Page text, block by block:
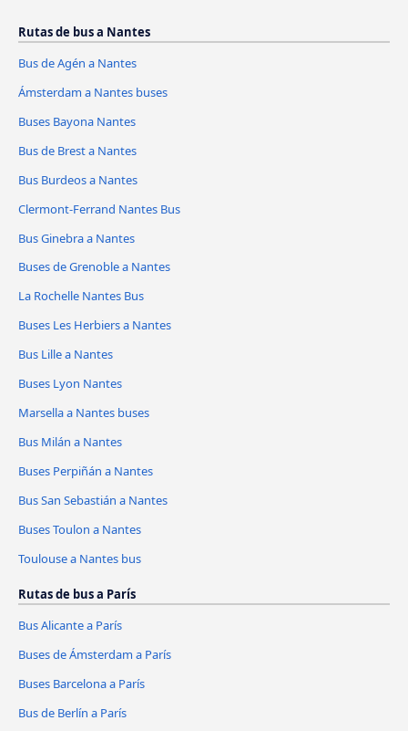
Rutas de bus a Nantes
Bus de Agén a Nantes
Ámsterdam a Nantes buses
Buses Bayona Nantes
Bus de Brest a Nantes
Bus Burdeos a Nantes
Clermont-Ferrand Nantes Bus
Bus Ginebra a Nantes
Buses de Grenoble a Nantes
La Rochelle Nantes Bus
Buses Les Herbiers a Nantes
Bus Lille a Nantes
Buses Lyon Nantes
Marsella a Nantes buses
Bus Milán a Nantes
Buses Perpiñán a Nantes
Bus San Sebastián a Nantes
Buses Toulon a Nantes
Toulouse a Nantes bus
Rutas de bus a París
Bus Alicante a París
Buses de Ámsterdam a París
Buses Barcelona a París
Bus de Berlín a París